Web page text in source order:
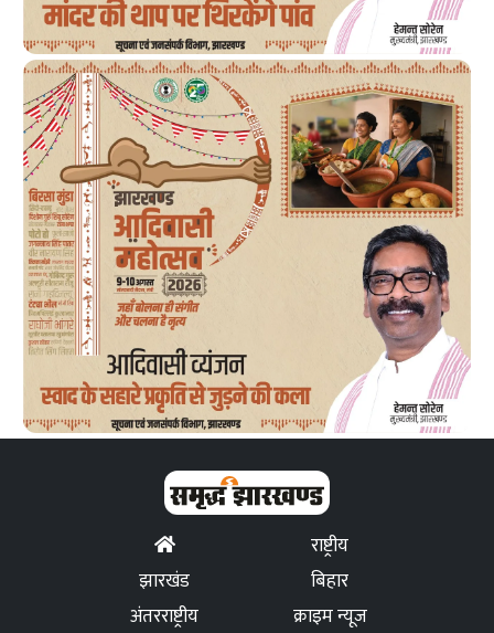
राष्ट्रीय
झारखंड
बिहार
अंतरराष्ट्रीय
क्राइम न्यूज